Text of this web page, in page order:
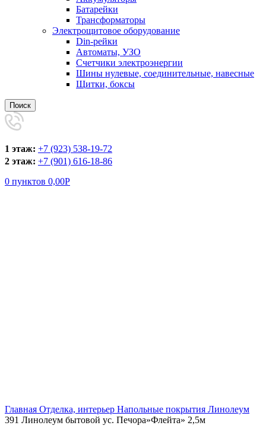
Батарейки
Трансформаторы
Электрощитовое оборудование
Din-рейки
Автоматы, УЗО
Счетчики электроэнергии
Шины нулевые, соединительные, навесные
Щитки, боксы
Поиск
1 этаж: +7 (923) 538-19-72
2 этаж: +7 (901) 616-18-86
0 пунктов 0,00Р
Главная Отделка, интерьер Напольные покрытия Линолеум
391 Линолеум бытовой ус. Печора»Флейта» 2,5м